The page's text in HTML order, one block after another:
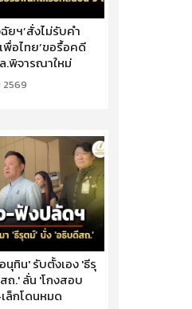
ยฯ’สั่งไม่รับคำ
พื่อไทย’ขอรื้อคดี
.พิจารณาใหม่
นุทิน' รับตั้งเอง 'ธีรุ
ถ.' ลั่น 'โกงสอบ
ล็กโดนหมด